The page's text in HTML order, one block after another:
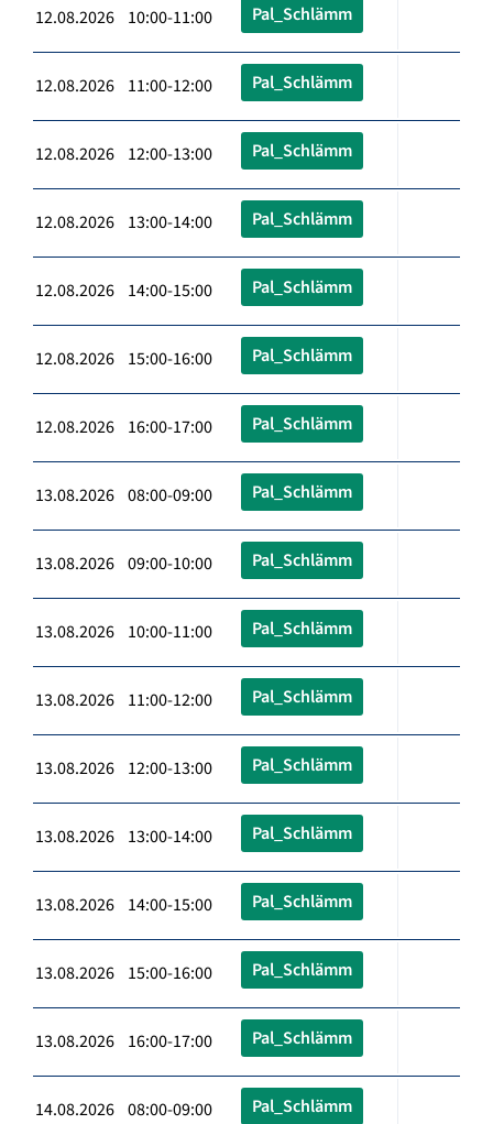
12.08.2026 10:00-11:00 Pal_Schlämm
12.08.2026 11:00-12:00 Pal_Schlämm
12.08.2026 12:00-13:00 Pal_Schlämm
12.08.2026 13:00-14:00 Pal_Schlämm
12.08.2026 14:00-15:00 Pal_Schlämm
12.08.2026 15:00-16:00 Pal_Schlämm
12.08.2026 16:00-17:00 Pal_Schlämm
13.08.2026 08:00-09:00 Pal_Schlämm
13.08.2026 09:00-10:00 Pal_Schlämm
13.08.2026 10:00-11:00 Pal_Schlämm
13.08.2026 11:00-12:00 Pal_Schlämm
13.08.2026 12:00-13:00 Pal_Schlämm
13.08.2026 13:00-14:00 Pal_Schlämm
13.08.2026 14:00-15:00 Pal_Schlämm
13.08.2026 15:00-16:00 Pal_Schlämm
13.08.2026 16:00-17:00 Pal_Schlämm
14.08.2026 08:00-09:00 Pal_Schlämm